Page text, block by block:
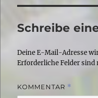
Schreibe
Deine E-Mail-Adresse
Erforderliche Felder sind
KOMMENTAR *